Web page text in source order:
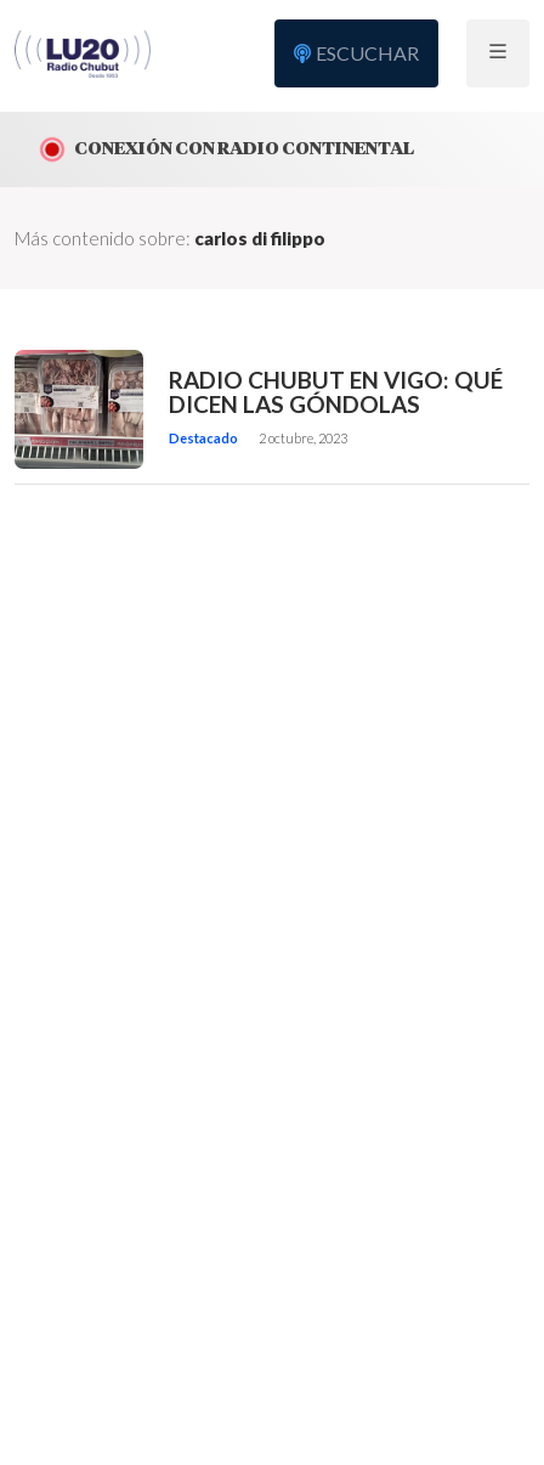
ESCUCHAR
CONEXIÓN CON RADIO CONTINENTAL
Más contenido sobre: carlos di filippo
RADIO CHUBUT EN VIGO: QUÉ
DICEN LAS GÓNDOLAS
Destacado 2 octubre, 2023